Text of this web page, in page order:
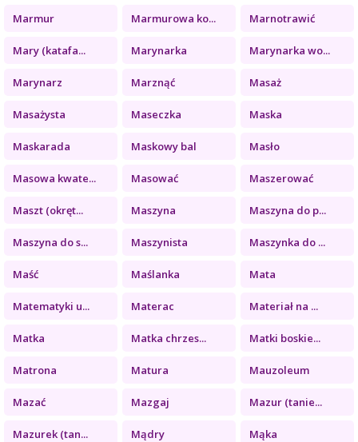
Marmur Marmurowa ko... Marnotrawić
Mary (katafa... Marynarka Marynarka wo...
Marynarz Marznąć Masaż
Masażysta Maseczka Maska
Maskarada Maskowy bal Masło
Masowa kwate... Masować Maszerować
Maszt (okręt... Maszyna Maszyna do p...
Maszyna do s... Maszynista Maszynka do ...
Maść Maślanka Mata
Matematyki u... Materac Materiał na ...
Matka Matka chrzes... Matki boskie...
Matrona Matura Mauzoleum
Mazać Mazgaj Mazur (tanie...
Mazurek (tan... Mądry Mąka